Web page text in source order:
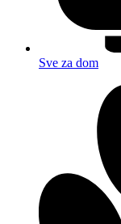
Sve za dom